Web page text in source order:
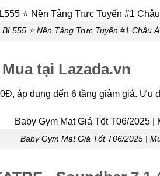
BL555 ⭐️ Nền Tảng Trực Tuyến #1 Châu
tại Lazada.vn
áp dụng đến 6 tầng giảm giá. Ưu
Baby Gym Mat Giá Tốt T06/2025 |